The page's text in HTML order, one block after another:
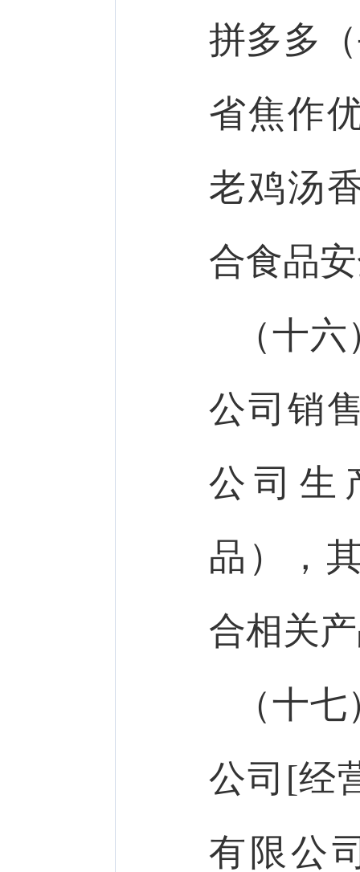
拼多多
省焦作
老鸡汤
合食品
（十
公司销
公司生
品），
合相关
（十
公司[经
有限公